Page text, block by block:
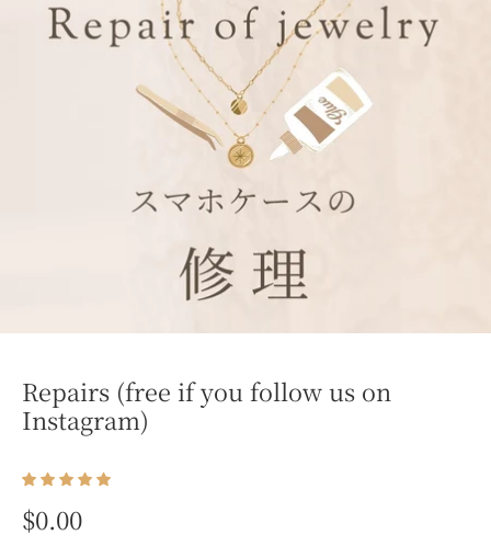
Repairs (free if you follow us on
Instagram)
$0.00